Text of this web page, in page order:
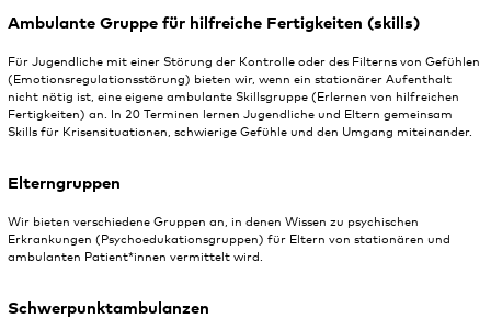
Ambulante Gruppe für hilfreiche Fertigkeiten (skills)
Für Jugendliche mit einer Störung der Kontrolle oder des Filterns von Gefühlen
(Emotionsregulationsstörung) bieten wir, wenn ein stationärer Aufenthalt
nicht nötig ist, eine eigene ambulante Skillsgruppe (Erlernen von hilfreichen
Fertigkeiten) an. In 20 Terminen lernen Jugendliche und Eltern gemeinsam
Skills für Krisensituationen, schwierige Gefühle und den Umgang miteinander.
Elterngruppen
Wir bieten verschiedene Gruppen an, in denen Wissen zu psychischen
Erkrankungen (Psychoedukationsgruppen) für Eltern von stationären und
ambulanten Patient*innen vermittelt wird.
Schwerpunktambulanzen